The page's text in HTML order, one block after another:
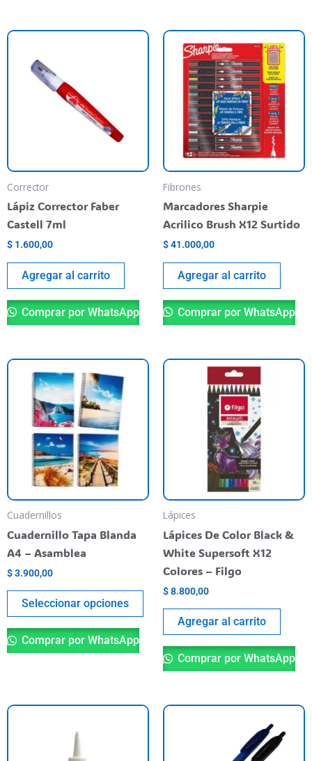
Corrector
Lápiz Corrector Faber
Castell 7ml
$ 1.600,00
Agregar al carrito
Comprar por WhatsApp
Fibrones
Marcadores Sharpie
Acrilico Brush X12 Surtido
$41.000,00
Agregar al carrito
Comprar por WhatsApp
Cuadernillos
Cuadernillo Tapa Blanda
A4 – Asamblea
$3.900,00
Seleccionar opciones
Este
se
pueden
elegir
página
producto
Comprar por WhatsApp
Lápices
Lápices De Color Black &
White Supersoft X12
Colores – Filgo
$8.800,00
Agregar al carrito
Comprar por WhatsApp